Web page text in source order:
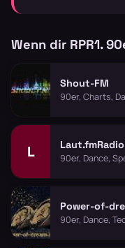
Wenn dir RPR1.
Shout-FM
90er, Charts,
L 90er, Dance,
Power-of-
90er, Dance,